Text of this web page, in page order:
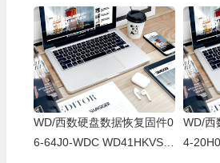
8AUSY0-80-00A80-WD-WX
52D71DH04K-00060064-27
00
00
WD/西数硬盘数据恢复固件0
6-64J0-WDC WD41HKVS-7
WD/西
4-